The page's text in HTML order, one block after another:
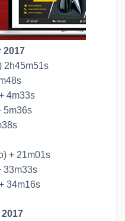
2017
2h45m51s
4m33s
5m36s
+ 21m01s
33m33s
34m16s